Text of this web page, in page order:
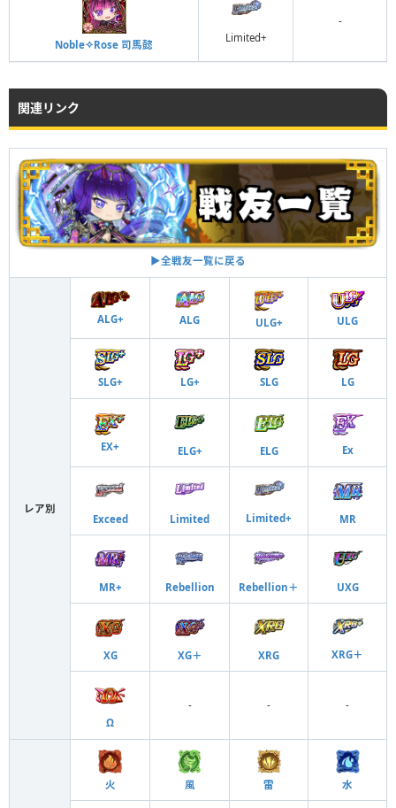
Noble✧Rose 司馬懿
Limited+
-
関連リンク
▶︎全戦友一覧に戻る
レア別
ALG+ ALG ULG+ ULG
SLG+ LG+ SLG LG
EX+ ELG+ ELG Ex
Exceed Limited Limited+ MR
MR+ Rebellion Rebellion＋ UXG
XG XG＋ XRG XRG＋
Ω
- - -
火 風 雷 水